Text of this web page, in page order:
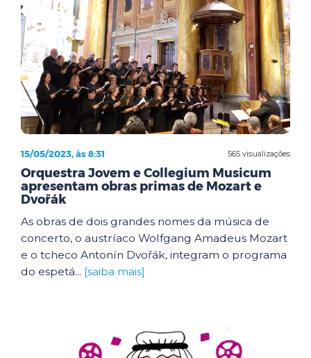
565 visualizações
15/05/2023, às 8:31
Orquestra Jovem e Collegium Musicum
apresentam obras primas de Mozart e
Dvořák
As obras de dois grandes nomes da música de
concerto, o austríaco Wolfgang Amadeus Mozart
e o tcheco Antonín Dvořák, integram o programa
do espetá... [saiba mais]